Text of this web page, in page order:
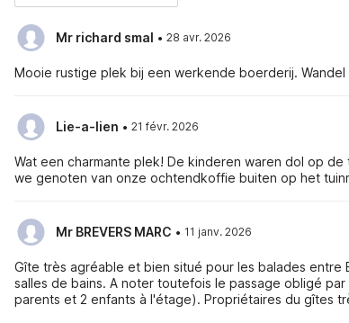
Mr richard smal · 28 avr. 2026
Mooie rustige plek bij een werkende boerderij.
Lie-a-lien · 21 févr. 2026
Wat een charmante plek! De kinderen waren dol op
we genoten van onze ochtendkoffie buiten op het
Mr BREVERS MARC · 11 janv. 2026
Gîte très agréable et bien situé pour les balades
salles de bains. A noter toutefois le passage obligé
parents et 2 enfants à l'étage). Propriétaires du gîtes